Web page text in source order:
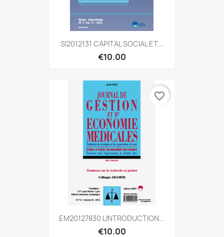
SI2012131 CAPITAL SOCIAL ET...
€10.00
EM20127830 LINTRODUCTION...
€10.00
favorite_border